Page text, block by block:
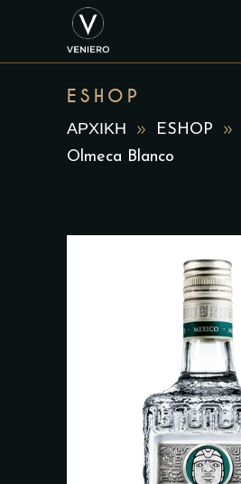
ESHOP
ΑΡΧΙΚΗ ESHOP
Olmeca Blanco